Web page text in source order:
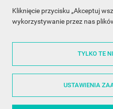
Kliknięcie przycisku „Akceptuj
wykorzystywanie przez nas
TYLKO TE
USTAWIENIA
WSPÓŁPRACA
ŚLEDŹ NAS NA FACEBOOKU
Made with